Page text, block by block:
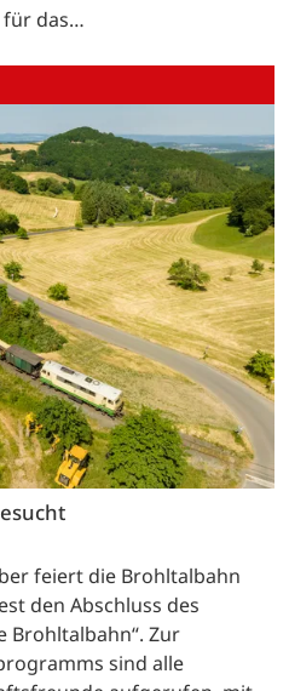
für das…
feiert die Brohltalbahn
den Abschluss des
Brohltalbahn“. Zur
sind alle